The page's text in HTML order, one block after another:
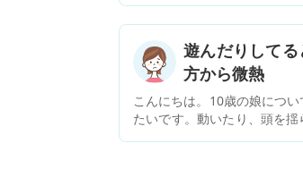
ていると言われました。レー
要と言われました。白内障
るんでしょうか？
遊んだりして
方から微熱
こんにちは。10歳の娘につ
たいです。動いたり、頭を